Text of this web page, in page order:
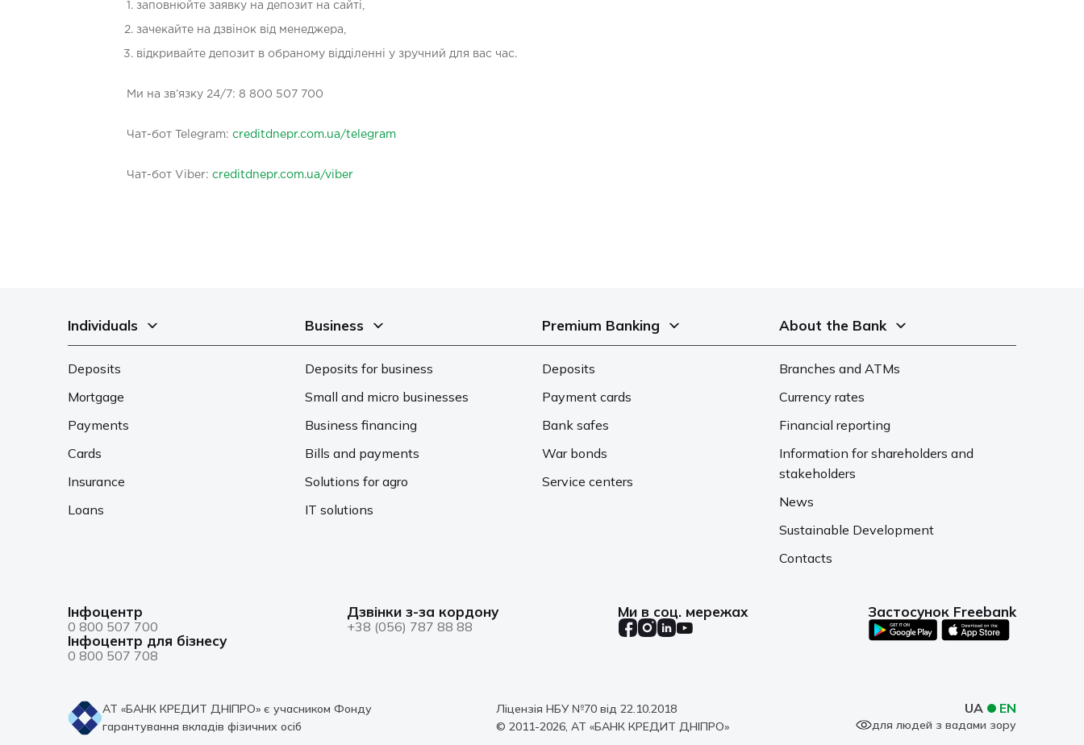
заповнюйте заявку на депозит на сайті,
зачекайте на дзвінок від менеджера,
відкривайте депозит в обраному відділенні у зручний для вас час.
Ми на зв’язку 24/7: 8 800 507 700
Чат-бот Telegram: creditdnepr.com.ua/telegram
Чaт-бот Viber: creditdnepr.com.ua/viber
Individuals
Deposits
Mortgage
Payments
Cards
Insurance
Loans
Business
Deposits for business
Small and micro businesses
Business financing
Bills and payments
Solutions for agro
IT solutions
Premium Banking
Deposits
Payment cards
Bank safes
War bonds
Service centers
About the Bank
Branches and ATMs
Currency rates
Financial reporting
Information for shareholders and
stakeholders
News
Sustainable Development
Contacts
Інфоцентр
0 800 507 700
Інфоцентр для бізнесу
0 800 507 708
Дзвінки з-за кордону
+38 (056) 787 88 88
Ми в соц. мережах Застосунок Freebank
АТ «БАНК КРЕДИТ ДНІПРО» є учасником Фонду
гарантування вкладів фізичних осіб
Ліцензія НБУ №70 від 22.10.2018
© 2011-2026, АТ «БАНК КРЕДИТ ДНІПРО»
для людей з вадами зору
UA EN